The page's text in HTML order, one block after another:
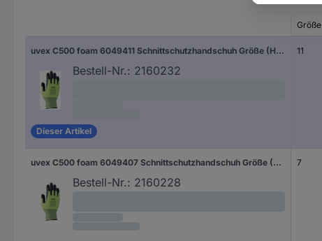
Größe
uvex C500 foam 6049411 Schnittschutzhandschuh Größe (Handschuhe): 11 EN 397 1 Paar
Bestell-Nr.: 2160232
Dieser Artikel
11
uvex C500 foam 6049407 Schnittschutzhandschuh Größe (Handschuhe): 7 EN 397 1 Paar
Bestell-Nr.: 2160228
7